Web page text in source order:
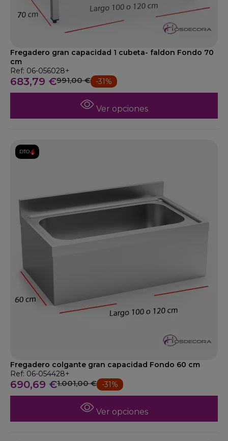
Fregadero gran capacidad 1 cubeta- faldon Fondo 70
cm
Ref: 06-056028+
683,79 €991,00 € -31%
Ver opciones
DTO.
Fregadero colgante gran capacidad Fondo 60 cm
Ref: 06-054428+
690,69 €1.001,00 € -31%
Ver opciones